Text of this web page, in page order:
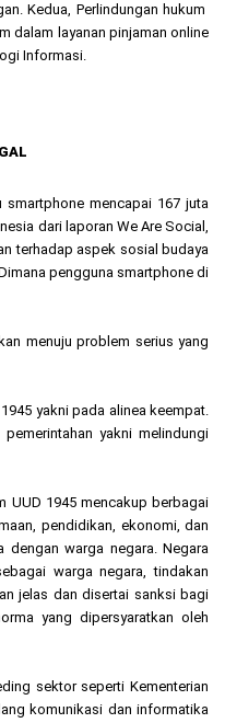
Kedua, Perlindungan hukum
dalam layanan pinjaman online
Informasi.
smartphone mencapai 167 juta
dari laporan We Are Social,
terhadap aspek sosial budaya
pengguna smartphone di
menuju problem serius yang
yakni pada alinea keempat.
yakni melindungi
UUD 1945 mencakup berbagai
pendidikan, ekonomi, dan
dengan warga negara. Negara
warga negara, tindakan
jelas dan disertai sanksi bagi
yang dipersyaratkan oleh
sektor seperti Kementerian
komunikasi dan informatika